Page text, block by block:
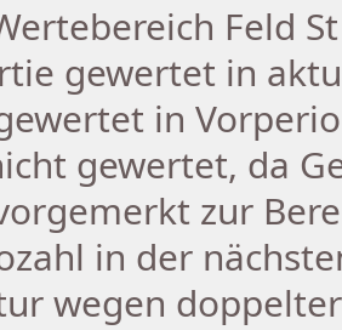
Feld
gewertet in
in
gewertet, da
zur
in der
wegen